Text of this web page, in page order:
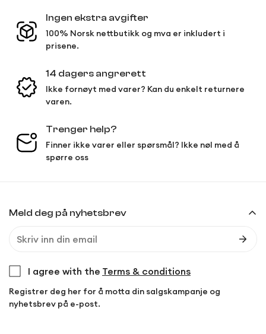
Ingen ekstra avgifter
100% Norsk nettbutikk og mva er inkludert i
prisene.
14 dagers angrerett
Ikke fornøyt med varer? Kan du enkelt returnere
varen.
Trenger help?
Finner ikke varer eller spørsmål? Ikke nøl med å
spørre oss
Meld deg på nyhetsbrev
I agree with the Terms & conditions
Registrer deg her for å motta din salgskampanje og
nyhetsbrev på e-post.